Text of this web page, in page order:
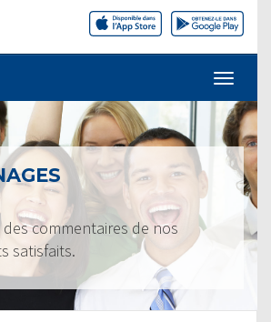
des commentaires de nos
satisfaits.